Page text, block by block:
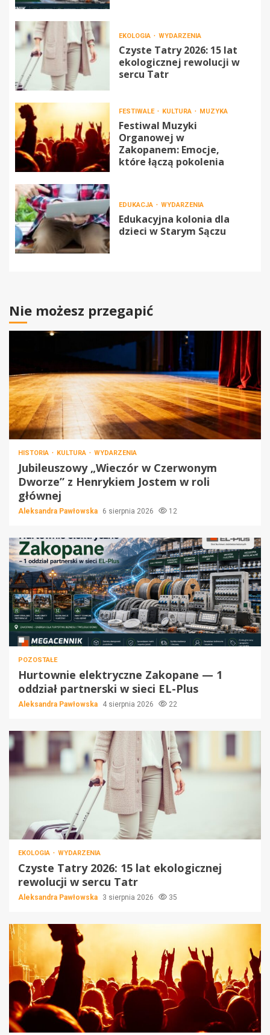
EKOLOGIA WYDARZENIA
Czyste Tatry 2026: 15 lat
ekologicznej rewolucji w
sercu Tatr
FESTIWALE KULTURA MUZYKA
Festiwal Muzyki
Organowej w
Zakopanem: Emocje,
które łączą pokolenia
EDUKACJA WYDARZENIA
Edukacyjna kolonia dla
dzieci w Starym Sączu
Nie możesz przegapić
HISTORIA KULTURA WYDARZENIA
Jubileuszowy „Wieczór w Czerwonym
Dworze” z Henrykiem Jostem w roli
głównej
Aleksandra Pawłowska 6 sierpnia 2026 12
POZOSTAŁE
Hurtownie elektryczne Zakopane — 1
oddział partnerski w sieci EL-Plus
Aleksandra Pawłowska 4 sierpnia 2026 22
EKOLOGIA WYDARZENIA
Czyste Tatry 2026: 15 lat ekologicznej
rewolucji w sercu Tatr
Aleksandra Pawłowska 3 sierpnia 2026 35